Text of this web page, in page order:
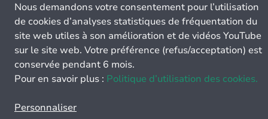
Nous demandons votre consentement pour l’utilisation
de cookies d’analyses statistiques de fréquentation du
site web utiles à son amélioration et de vidéos YouTube
sur le site web. Votre préférence (refus/acceptation) est
conservée pendant 6 mois.
Pour en savoir plus : Politique d’utilisation des cookies.
Personnaliser